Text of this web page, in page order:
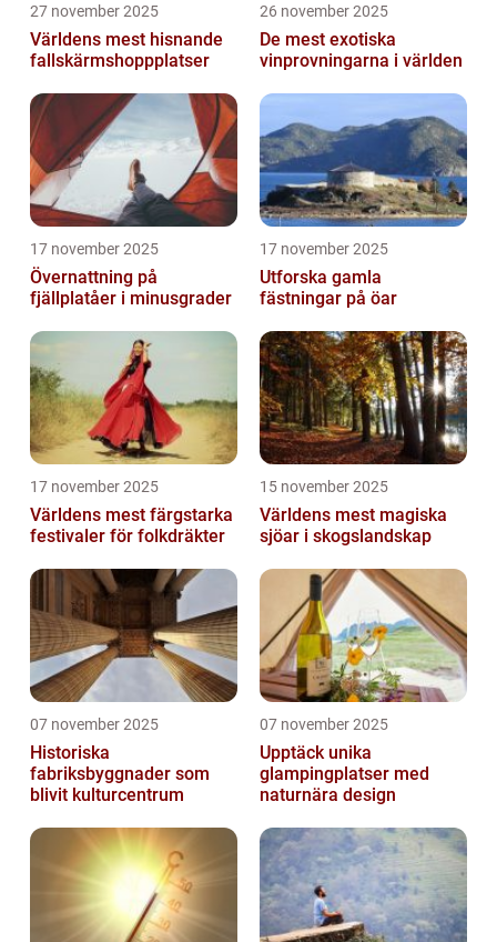
27 november 2025
Världens mest hisnande
fallskärmshoppplatser
26 november 2025
De mest exotiska
vinprovningarna i världen
17 november 2025
Övernattning på
fjällplatåer i minusgrader
17 november 2025
Utforska gamla
fästningar på öar
17 november 2025
Världens mest färgstarka
festivaler för folkdräkter
15 november 2025
Världens mest magiska
sjöar i skogslandskap
07 november 2025
Historiska
fabriksbyggnader som
blivit kulturcentrum
07 november 2025
Upptäck unika
glampingplatser med
naturnära design